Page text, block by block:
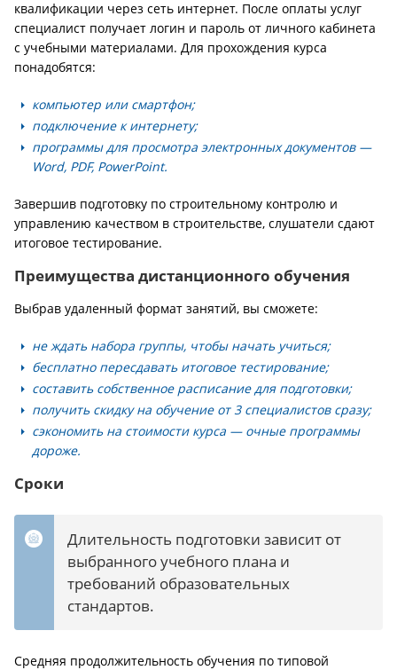
квалификации через сеть интернет. После оплаты услуг
специалист получает логин и пароль от личного кабинета
с учебными материалами. Для прохождения курса
понадобятся:
компьютер или смартфон;
подключение к интернету;
программы для просмотра электронных документов —
Word, PDF, PowerPoint.
Завершив подготовку по строительному контролю и
управлению качеством в строительстве, слушатели сдают
итоговое тестирование.
Преимущества дистанционного обучения
Выбрав удаленный формат занятий, вы сможете:
не ждать набора группы, чтобы начать учиться;
бесплатно пересдавать итоговое тестирование;
составить собственное расписание для подготовки;
получить скидку на обучение от 3 специалистов сразу;
сэкономить на стоимости курса — очные программы
дороже.
Сроки
Длительность подготовки зависит от
выбранного учебного плана и
требований образовательных
стандартов.
Средняя продолжительность обучения по типовой